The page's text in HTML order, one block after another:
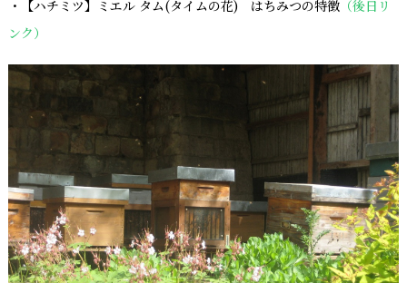
・【ハチミツ】ミエル タム(タイムの花) はちみつの特徴（後日リ
ンク）